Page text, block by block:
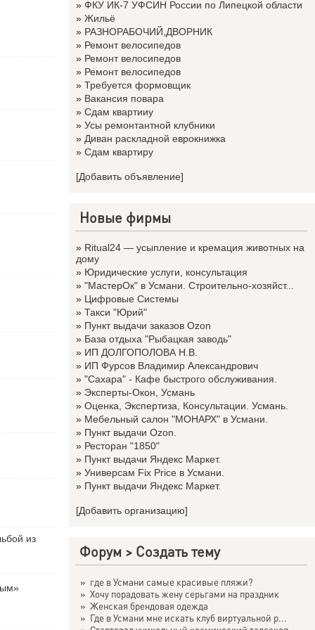
из
» ФКУ ИК-7 УФСИН России по Липецкой области
» Жильё
» РАЗНОРАБОЧИЙ,ДВОРНИК
» Ремонт велосипедов
» Ремонт велосипедов
» Ремонт велосипедов
» Требуется формовщик
» Вакансия повара
» Сдам квартииу
» Усы ремонтантной клубники
» Диван раскладной еврокнижка
» Сдам квартиру
[Добавить объявление]
Новые фирмы
» Ritual24 — усыпление и кремация животных на
дому
» Юридические услуги, консультация
» "МастерОк" в Усмани. Строительно-хозяйст...
» Цифровые Системы
» Такси "Юрий"
» Пункт выдачи заказов Ozon
» База отдыха "Рыбацкая заводь"
» ИП ДОЛГОПОЛОВА Н.В.
» ИП Фурсов Владимир Александрович
» "Сахара" - Кафе быстрого обслуживания.
» Эксперты-Окон, Усмань
» Оценка, Экспертиза, Консультации. Усмань.
» Мебельный салон "МОНАРХ" в Усмани.
» Пункт выдачи Ozon.
» Ресторан "1850"
» Пункт выдачи Яндекс Маркет.
» Универсам Fix Price в Усмани.
» Пункт выдачи Яндекс Маркет.
[Добавить организацию]
Форум > Создать тему
» где в Усмани самые красивые пляжи?
» Хочу порадовать жену серьгами на праздник
» Женская брендовая одежда
» Где в Усмани мне искать клуб виртуальной р...